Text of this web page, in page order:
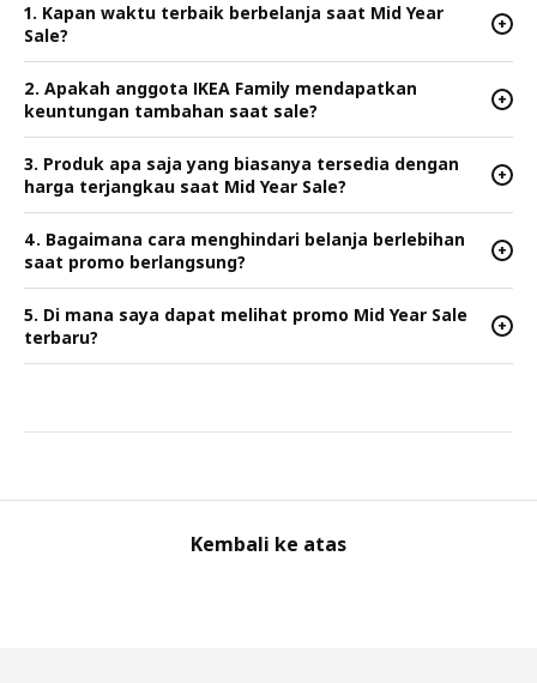
1. Kapan waktu terbaik berbelanja saat Mid Year
Sale?
+
2. Apakah anggota IKEA Family mendapatkan
keuntungan tambahan saat sale?
+
3. Produk apa saja yang biasanya tersedia dengan
harga terjangkau saat Mid Year Sale?
+
4. Bagaimana cara menghindari belanja berlebihan
saat promo berlangsung?
+
5. Di mana saya dapat melihat promo Mid Year Sale
terbaru?
+
Kembali ke atas